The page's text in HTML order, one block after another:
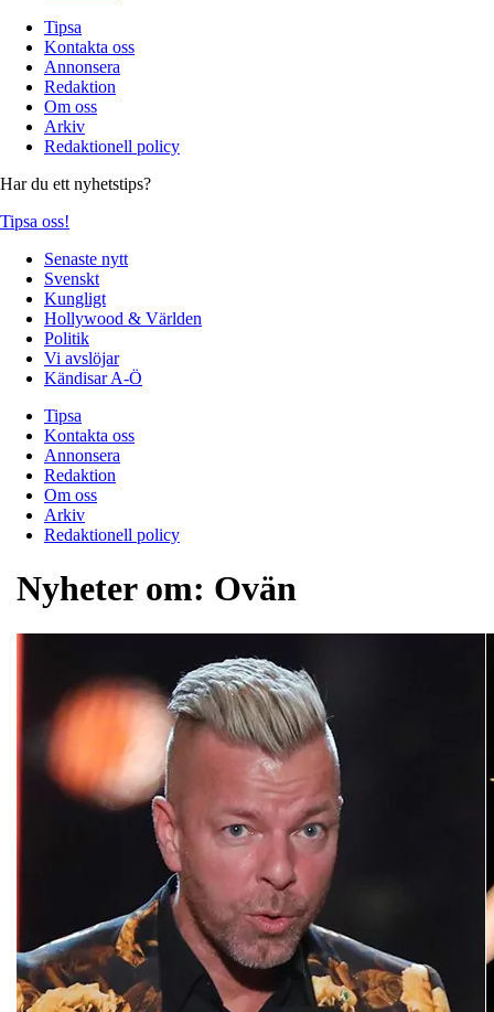
Tipsa
Kontakta oss
Annonsera
Redaktion
Om oss
Arkiv
Redaktionell policy
Har du ett nyhetstips?
Tipsa oss!
Senaste nytt
Svenskt
Kungligt
Hollywood & Världen
Politik
Vi avslöjar
Kändisar A-Ö
Tipsa
Kontakta oss
Annonsera
Redaktion
Om oss
Arkiv
Redaktionell policy
Nyheter om: Ovän